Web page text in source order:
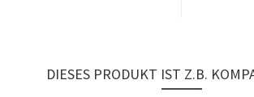
DIESES PRODUKT IST Z.B.